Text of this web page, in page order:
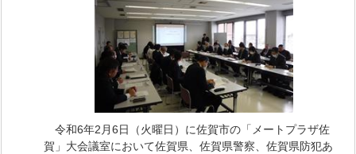
令和6年2月6日（火曜日）に佐賀市の「メートプラザ佐
賀」大会議室において佐賀県、佐賀県警察、佐賀県防犯あ